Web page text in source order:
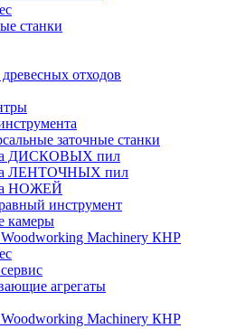
станки
отходов
заточные станки
ДИСКОВЫХ пил
ЛЕНТОЧНЫХ пил
НОЖЕЙ
инструмент
камеры
Machinery КНР
агрегаты
Machinery КНР